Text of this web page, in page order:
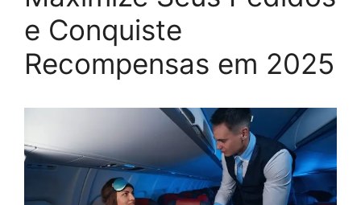
e Conquiste
Recompensas em 2025